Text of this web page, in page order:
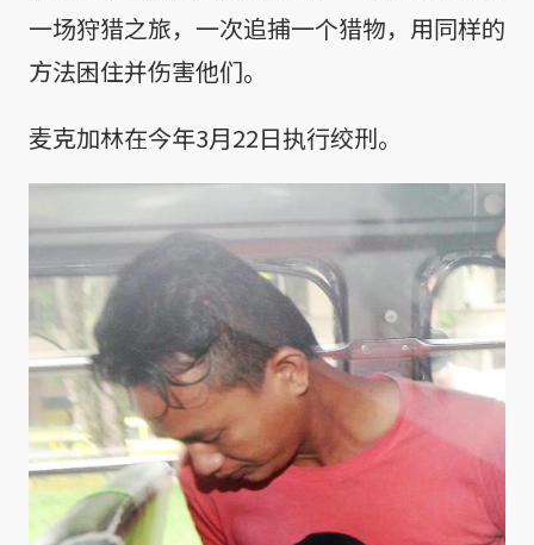
一场狩猎之旅，一次追捕一个猎物，用同样的
方法困住并伤害他们。
麦克加林在今年3月22日执行绞刑。